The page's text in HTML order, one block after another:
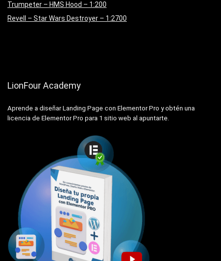
Trumpeter – HMS Hood – 1:200
Revell – Star Wars Destroyer – 1:2700
LionFour Academy
Aprende a diseñar Landing Page con Elementor Pro y obtén una
licencia de Elementor Pro para 1 sitio web al apuntarte.